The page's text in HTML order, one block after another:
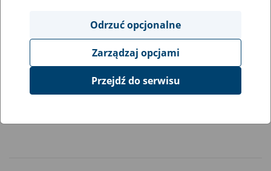
amerykańskiego systemu ubezpieczeń społecznych (U.S.
SOCIAL SECURITY)
Odrzuć opcjonalne
Zarządzaj opcjami
Przejdź do serwisu